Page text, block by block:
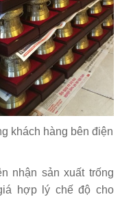
khách hàng bên điện
nhận sản xuất trống
hợp lý chế độ cho